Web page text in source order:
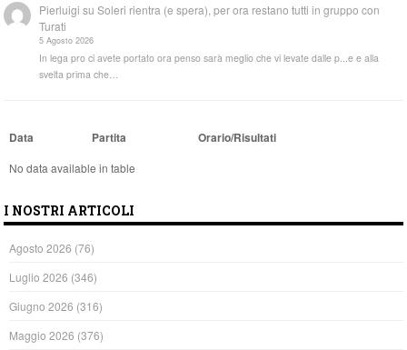
Pierluigi suSoleri rientra (e spera), per ora restano tutti in gruppo con
Turati
5 Agosto 2026
In lega pro ci avete portato ora penso sarà meglio che vi levate dalle p...e e alla
svelta prima che…
Data Partita Orario/Risultati
No data available in table
I NOSTRI ARTICOLI
Agosto 2026 (76)
Luglio 2026 (346)
Giugno 2026 (316)
Maggio 2026 (376)